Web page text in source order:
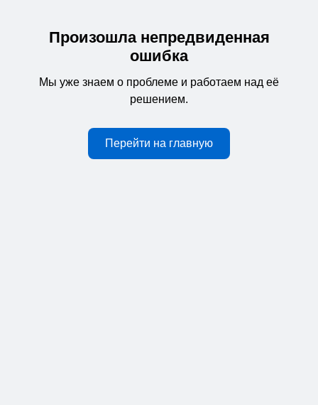
Произошла непредвиденная
ошибка
Мы уже знаем о проблеме и работаем над её
решением.
Перейти на главную